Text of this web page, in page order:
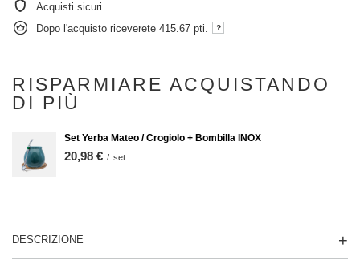
Acquisti sicuri
Dopo l'acquisto riceverete 415.67 pti.
RISPARMIARE ACQUISTANDO
DI PIÙ
Set Yerba Mateo / Crogiolo + Bombilla INOX
20,98 € / set
DESCRIZIONE